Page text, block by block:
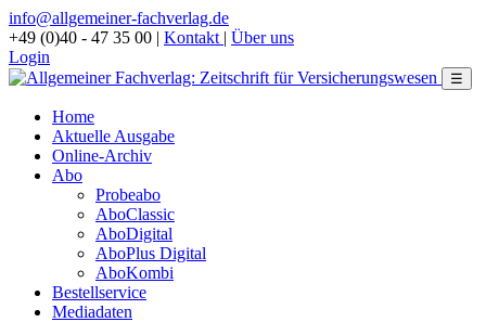
info@allgemeiner-fachverlag.de
+49 (0)40 - 47 35 00 | Kontakt | Über uns
Login
☰
Home
Aktuelle Ausgabe
Online-Archiv
Abo
Probeabo
AboClassic
AboDigital
AboPlus Digital
AboKombi
Bestellservice
Mediadaten